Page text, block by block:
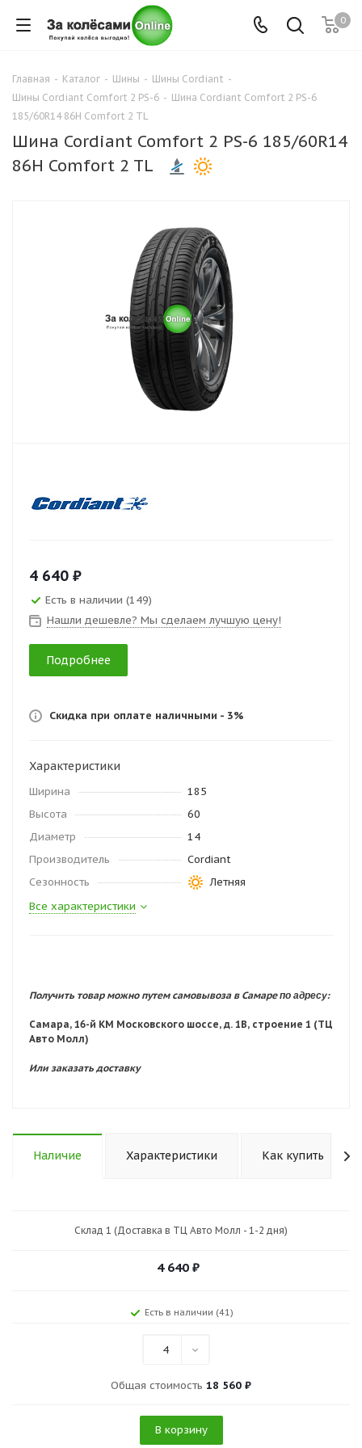
0
Главная - Каталог - Шины - Шины Cordiant -
Шины Cordiant Comfort 2 PS-6 - Шина Cordiant Comfort 2 PS-6
185/60R14 86H Comfort 2 TL
Шина Cordiant Comfort 2 PS-6 185/60R14
86H Comfort 2 TL
4 640 ₽
Есть в наличии (149)
Нашли дешевле? Мы сделаем лучшую цену!
Подробнее
Скидка при оплате наличными - 3%
Характеристики
Ширина
185
Высота
60
Диаметр
14
Производитель
Cordiant
Сезонность
Летняя
Все характеристики
Получить товар можно путем самовывоза в Самарепо адресу:
Самара, 16-й КМ Московского шоссе, д. 1В, строение 1 (ТЦ
Авто Молл)
Или заказать доставку
Наличие Характеристики Как купить
Склад 1 (Доставка в ТЦ Авто Молл - 1-2 дня)
4 640 ₽
Есть в наличии (41)
4
Общая стоимость 18 560 ₽
В корзину